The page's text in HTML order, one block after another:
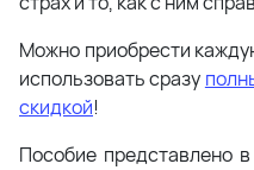
Можно приобрести
использовать сразу
скидкой!
Пособие представлено